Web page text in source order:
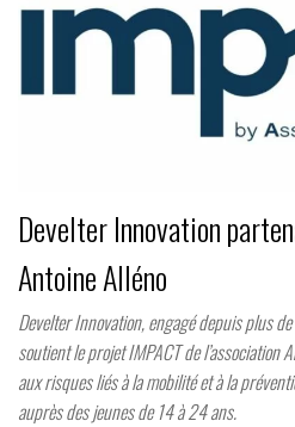
Develter Innovation
Antoine Alléno
Develter Innovation, engagé depuis plus
soutient le projet IMPACT de l’association
aux risques liés à la mobilité et à la
auprès des jeunes de 14 à 24 ans.